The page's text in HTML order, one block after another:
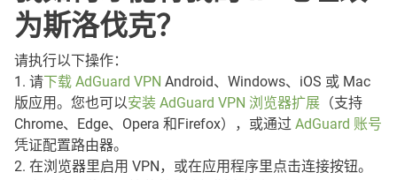
为斯洛伐克？
请执行以下操作：
1. 请下载 AdGuard VPN Android、Windows、iOS 或 Mac
版应用。您也可以安装 AdGuard VPN 浏览器扩展 （支持
Chrome、Edge、Opera 和Firefox），或通过 AdGuard 账号
凭证配置路由器。
2. 在浏览器里启用 VPN，或在应用程序里点击连接按钮。